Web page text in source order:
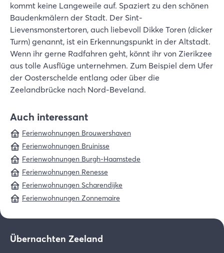
kommt keine Langeweile auf. Spaziert zu den schönen
Baudenkmälern der Stadt. Der Sint-
Lievensmonstertoren, auch liebevoll Dikke Toren (dicker
Turm) genannt, ist ein Erkennungspunkt in der Altstadt.
Wenn ihr gerne Radfahren geht, könnt ihr von Zierikzee
aus tolle Ausflüge unternehmen. Zum Beispiel dem Ufer
der Oosterschelde entlang oder über die
Zeelandbrücke nach Nord-Beveland.
Auch interessant
Ferienwohnungen Brouwershaven
Ferienwohnungen Bruinisse
Ferienwohnungen Burgh-Haamstede
Ferienwohnungen Renesse
Ferienwohnungen Scharendijke
Ferienwohnungen Zonnemaire
Übernachten Zeeland